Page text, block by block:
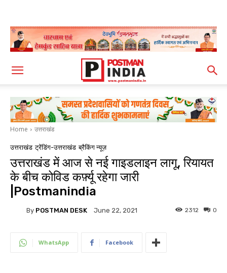
Home उत्तराखंड
उत्तराखंड ट्रेंडिंग-उत्तराखंड ब्रैकिंग न्यूज़
उत्तराखंड में आज से नई गाइडलाइन लागू, रियायत
के बीच कोविड कर्फ़्यू रहेगा जारी
|Postmanindia
By POSTMAN DESK June 22, 2021 0
2312
WhatsApp Facebook